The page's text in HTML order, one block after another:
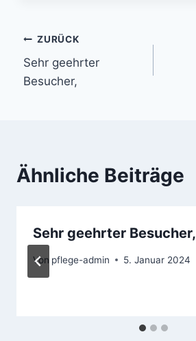
Beitragsnavigation
ZURÜCK
Sehr geehrter
Besucher,
Ähnliche Beiträge
Sehr geehrter Besucher,
Von pflege-admin 5. Januar 2024